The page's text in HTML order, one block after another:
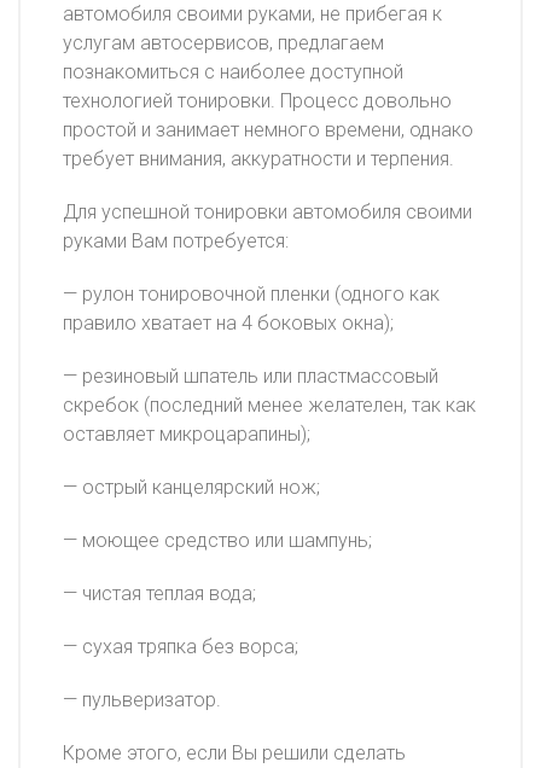
автомобиля своими руками, не прибегая к
услугам автосервисов, предлагаем
познакомиться с наиболее доступной
технологией тонировки. Процесс довольно
простой и занимает немного времени, однако
требует внимания, аккуратности и терпения.
Для успешной тонировки автомобиля своими
руками Вам потребуется:
— рулон тонировочной пленки (одного как
правило хватает на 4 боковых окна);
— резиновый шпатель или пластмассовый
скребок (последний менее желателен, так как
оставляет микроцарапины);
— острый канцелярский нож;
— моющее средство или шампунь;
— чистая теплая вода;
— сухая тряпка без ворса;
— пульверизатор.
Кроме этого, если Вы решили сделать